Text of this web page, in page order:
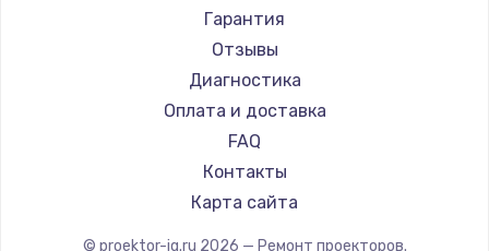
Canon
JVC
Casio
Hiper
HITACHI
Panasonic
Hisense
Гарантия
Отзывы
Диагностика
Оплата и доставка
FAQ
Контакты
Карта сайта
© proektor-iq.ru 2026 — Ремонт проекторов.